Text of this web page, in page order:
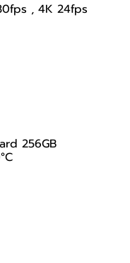
, 4K 24fps
256GB